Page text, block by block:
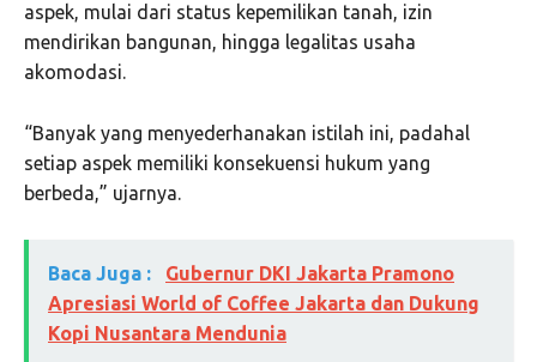
aspek, mulai dari status kepemilikan tanah, izin
mendirikan bangunan, hingga legalitas usaha
akomodasi.
“Banyak yang menyederhanakan istilah ini, padahal
setiap aspek memiliki konsekuensi hukum yang
berbeda,” ujarnya.
Baca Juga :
Gubernur DKI Jakarta Pramono
Apresiasi World of Coffee Jakarta dan Dukung
Kopi Nusantara Mendunia